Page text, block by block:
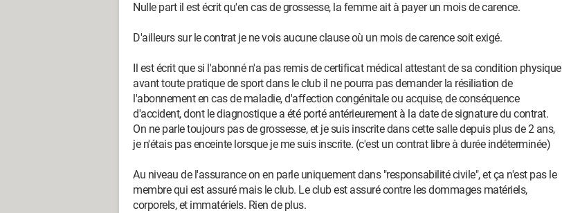
Nulle part il est écrit qu'en cas de grossesse, la femme ait à payer un mois de carence.
D'ailleurs sur le contrat je ne vois aucune clause où un mois de carence soit exigé.
Il est écrit que si l'abonné n'a pas remis de certificat médical attestant de sa condition physique
avant toute pratique de sport dans le club il ne pourra pas demander la résiliation de
l'abonnement en cas de maladie, d'affection congénitale ou acquise, de conséquence
d'accident, dont le diagnostique a été porté antérieurement à la date de signature du contrat.
On ne parle toujours pas de grossesse, et je suis inscrite dans cette salle depuis plus de 2 ans,
je n'étais pas enceinte lorsque je me suis inscrite. (c'est un contrat libre à durée indéterminée)
Au niveau de l'assurance on en parle uniquement dans "responsabilité civile", et ça n'est pas le
membre qui est assuré mais le club. Le club est assuré contre les dommages matériels,
corporels, et immatériels. Rien de plus.